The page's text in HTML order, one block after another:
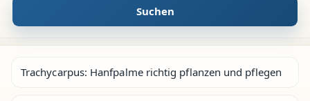
Suchen
Trachycarpus: Hanfpalme richtig pflanzen und pflegen